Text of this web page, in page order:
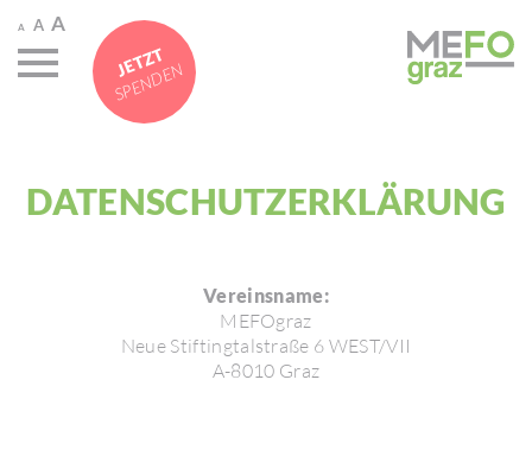
A A A
DATEN­SCHUTZ­ER­KLÄ­RUNG
Vereinsname:
MEFO­graz
Neue Stif­ting­tal­straße 6 WEST/​VII
A-8010 Graz
JETZT
SPENDEN